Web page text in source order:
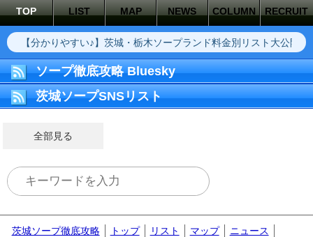
TOP LIST MAP NEWS COLUMN RECRUIT
【分かりやすい♪】茨城・栃木ソープランド料金別リスト大公開中
ソープ徹底攻略 Bluesky
茨城ソープSNSリスト
全部見る
茨城ソープ徹底攻略 トップ リスト マップ
ニュース